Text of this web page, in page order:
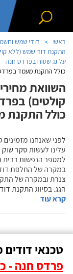
ראשי דודי שמש
התקנת דוד שמש (ללא
על גג שטוח בפרדס חנה -
כולל התקנת מעמד
השוואת
קולטים)
כולל התקנת
לפני שאנחנו
עלינו לעשות סקר
למספר הנפשות בבית
במקרה של החלפת
צנרת ובמקרה של
הגג. בסיווג התקנת
קרא עוד
טכנאי דודים
פרדס חנה -